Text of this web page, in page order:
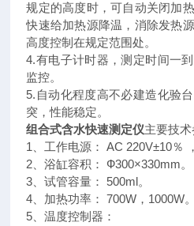
规定的高度时，可自动关闭加
快速给加热源降温，消除发热
高度控制在规定范围处。
4.有电子计时器，测定时间一
监控。
5.自动化程度高不必建造化验
突，性能稳定。
组合式含水快速测定仪主要技术
1、工作电源： AC 220V±10％
2、浴缸容积： Ф300×330mm。
3、试管容量： 500ml。
4、加热功率： 700W，1000W。
5、温度控制器：